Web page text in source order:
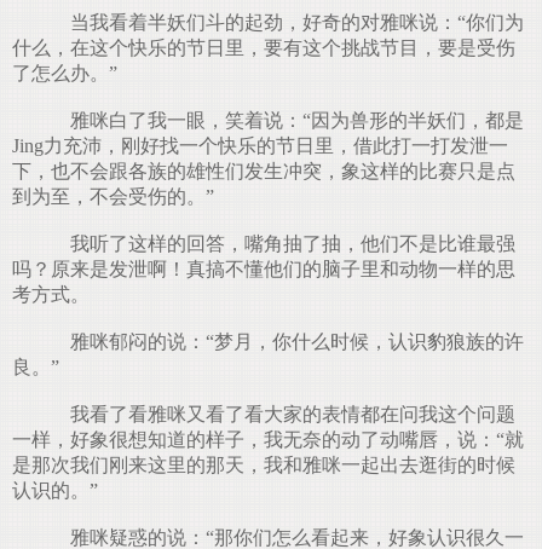
当我看着半妖们斗的起劲，好奇的对雅咪说：“你们为
什么，在这个快乐的节日里，要有这个挑战节目，要是受伤
了怎么办。”
雅咪白了我一眼，笑着说：“因为兽形的半妖们，都是
Jing力充沛，刚好找一个快乐的节日里，借此打一打发泄一
下，也不会跟各族的雄性们发生冲突，象这样的比赛只是点
到为至，不会受伤的。”
我听了这样的回答，嘴角抽了抽，他们不是比谁最强
吗？原来是发泄啊！真搞不懂他们的脑子里和动物一样的思
考方式。
雅咪郁闷的说：“梦月，你什么时候，认识豹狼族的许
良。”
我看了看雅咪又看了看大家的表情都在问我这个问题
一样，好象很想知道的样子，我无奈的动了动嘴唇，说：“就
是那次我们刚来这里的那天，我和雅咪一起出去逛街的时候
认识的。”
雅咪疑惑的说：“那你们怎么看起来，好象认识很久一